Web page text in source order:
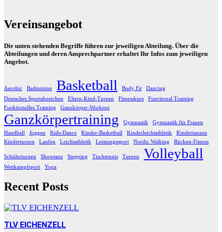
Vereinsangebot
Die unten stehenden Begriffe führen zur jeweiligen Abteilung. Über die
Abteilungen und deren Ansprechpartner erhaltet Ihr Infos zum jeweiligen
Angebot.
Aerobic Badminton Basketball Body Fit
Dancing
Deutsches Sportabzeichen
Eltern-Kind-Turnen Fitnesskurs
Functional Training
Funktionelles Training
Ganzkörper-Workout
Ganzkörpertraining Gymnastik
Gymnastik für Frauen
Handball
Joggen Kids-Dance Kinder-Basketball Kinderleichtathletik
Kindertanzen
Kinderturnen
Laufen Leichtathletik Leistungssport Nordic Walking Rücken-Fitness
Schülerturnen Showtanz Stepping Tischtennis Turnen Volleyball
Wettkampfsport Yoga
Recent Posts
TLV EICHENZELL